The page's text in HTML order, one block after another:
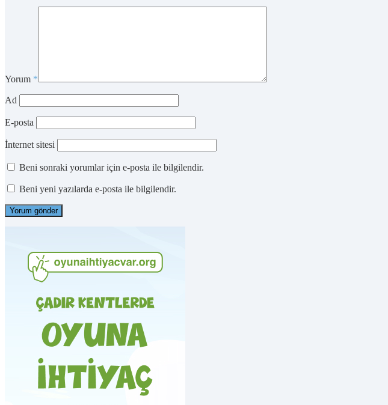
Yorum *
Ad
E-posta
İnternet sitesi
Beni sonraki yorumlar için e-posta ile bilgilendir.
Beni yeni yazılarda e-posta ile bilgilendir.